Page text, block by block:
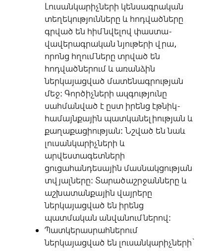
Լուսանկարիչների կենսագրական
տեղեկությունները և հոդվածները
գրված են հիմնվելով փաստա-
վավերագրական նյութերի վրա,
որոնց հղումները տրված են
հոդվածներում և առանձին
ներկայացված մատենագրության
մեջ: Գործիչների ազգությունը
սահմանված է ըստ իրենց էթնիկ-
համայնքային պատկանելիության և
քաղաքացիության: Նշված են նաև
լուսանկարիչների և
արվեստագետների
ցուցահանդեսային մասնակցության
տվյալները: Տարածաշրջանները և
աշխատանքային վայրերը
ներկայացված են իրենց
պատմական անվանումներով:
Պատկերասրահներում
ներկայացված են լուսանկարիչների`